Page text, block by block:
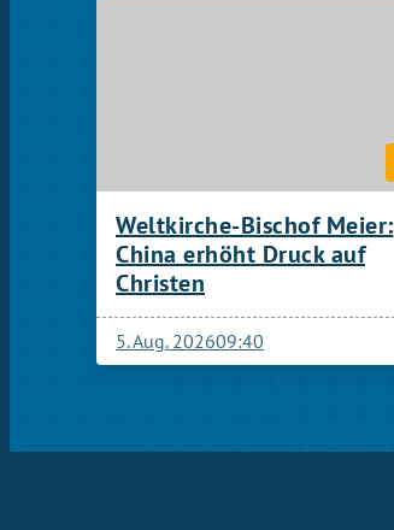
Weltkirche-Bischof Meier:
China erhöht Druck auf
Christen
5. Aug. 202609:40